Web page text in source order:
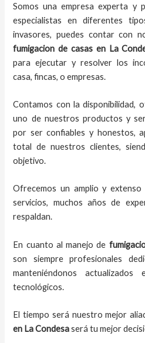
Somos una empresa experta y
especialistas en diferentes
invasores, puedes contar con
fumigacion de casas en La
para ejecutar y resolver los
casa, fincas, o empresas.
Contamos con la disponibilidad,
uno de nuestros productos y
por ser confiables y honestos,
total de nuestros clientes,
objetivo.
Ofrecemos un amplio y
servicios, muchos años de
respaldan.
En cuanto almanejo de
son siempre profesionales
manteniéndonos
tecnológicos.
El tiempo será nuestro mejor
en La Condesaserá tu mejor